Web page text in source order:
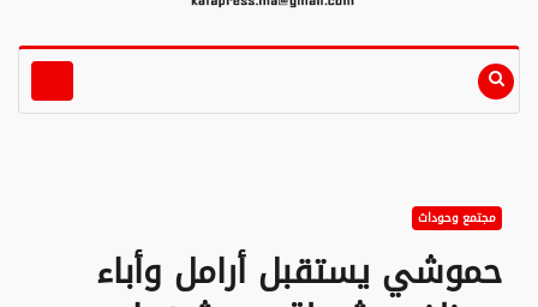
مجتمع وحوداث
حموشي يستقبل أرامل وأباء